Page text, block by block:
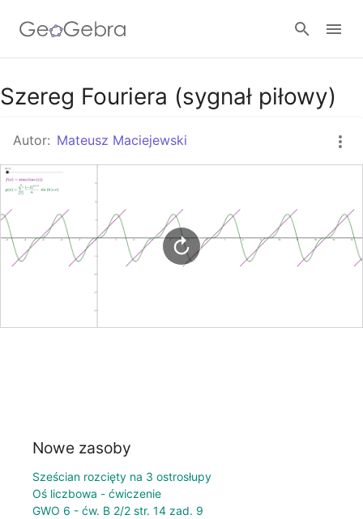
Google Classroom
GeoGebra Classroom
Zaloguj się
Szereg Fouriera (sygnał piłowy)
Autor: Mateusz Maciejewski
Nowe zasoby
Sześcian rozcięty na 3 ostrosłupy
Oś liczbowa - ćwiczenie
GWO 6 - ćw. B 2/2 str. 14 zad. 9